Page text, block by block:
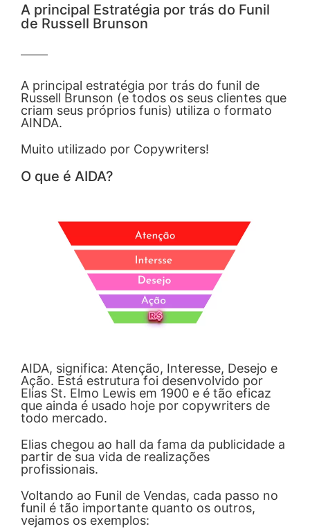
A principal Estratégia por trás do Funil
de Russell Brunson
A principal estratégia por trás do funil de
Russell Brunson (e todos os seus clientes que
criam seus próprios funis) utiliza o formato
AINDA.
Muito utilizado por Copywriters!
O que é AIDA?
AIDA, significa: Atenção, Interesse, Desejo e
Ação. Está estrutura foi desenvolvido por
Elias St. Elmo Lewis em 1900 e é tão eficaz
que ainda é usado hoje por copywriters de
todo mercado.
Elias chegou ao hall da fama da publicidade a
partir de sua vida de realizações
profissionais.
Voltando ao Funil de Vendas, cada passo no
funil é tão importante quanto os outros,
vejamos os exemplos: